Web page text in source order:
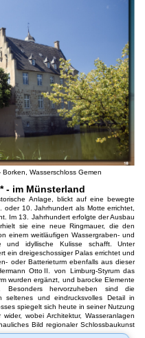
Wasserschloss Gemen
- im Münsterland
Anlage, blickt auf eine bewegte
oder 10. Jahrhundert als Motte errichtet,
Im 13. Jahrhundert erfolgte der Ausbau
sie eine neue Ringmauer, die den
einem weitläufigen Wassergraben- und
und idyllische Kulisse schafft. Unter
ein dreigeschossiger Palas errichtet und
oder Batterieturm ebenfalls aus dieser
Otto II. von Limburg-Styrum das
wurden ergänzt, und barocke Elemente
Besonders hervorzuheben sind die
seltenes und eindrucksvolles Detail in
spiegelt sich heute in seiner Nutzung
wobei Architektur, Wasseranlagen
Bild regionaler Schlossbaukunst